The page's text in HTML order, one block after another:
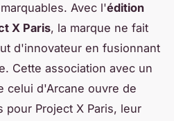
Avec l'édition
X Paris, la marque ne fait
d'innovateur en fusionnant
Cette association avec un
celui d'Arcane ouvre de
pour Project X Paris, leur